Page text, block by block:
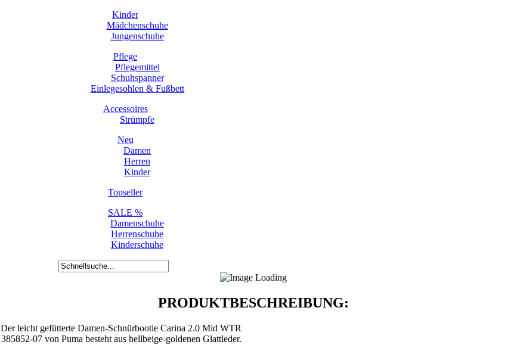
Kinder
Mädchenschuhe
Jungenschuhe
Pflege
Pflegemittel
Schuhspanner
Einlegesohlen & Fußbett
Accessoires
Strümpfe
Neu
Damen
Herren
Kinder
Topseller
SALE %
Damenschuhe
Herrenschuhe
Kinderschuhe
PRODUKTBESCHREIBUNG:
Der leicht gefütterte Damen-Schnürbootie Carina 2.0 Mid WTR
385852-07 von Puma besteht aus hellbeige-goldenen Glattleder.